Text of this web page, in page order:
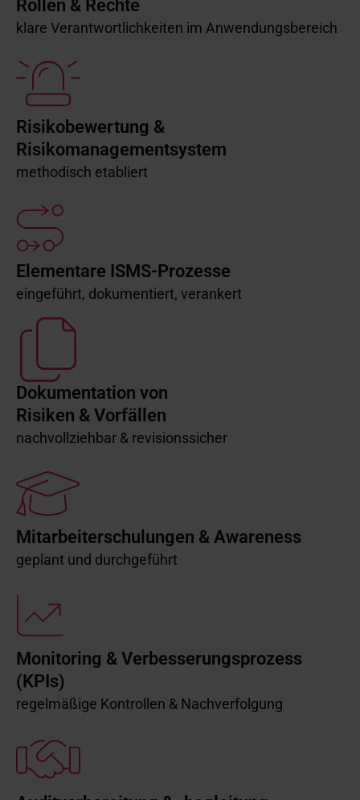
Rollen & Rechte
klare Verantwortlichkeiten im Anwendungsbereich
Risikobewertung &
Risikomanagementsystem
methodisch etabliert
Elementare ISMS-Prozesse
eingeführt, dokumentiert, verankert
Dokumentation von
Risiken & Vorfällen
nachvollziehbar & revisionssicher
Mitarbeiterschulungen & Awareness
geplant und durchgeführt
Monitoring & Verbesserungsprozess
(KPIs)
regelmäßige Kontrollen & Nachverfolgung